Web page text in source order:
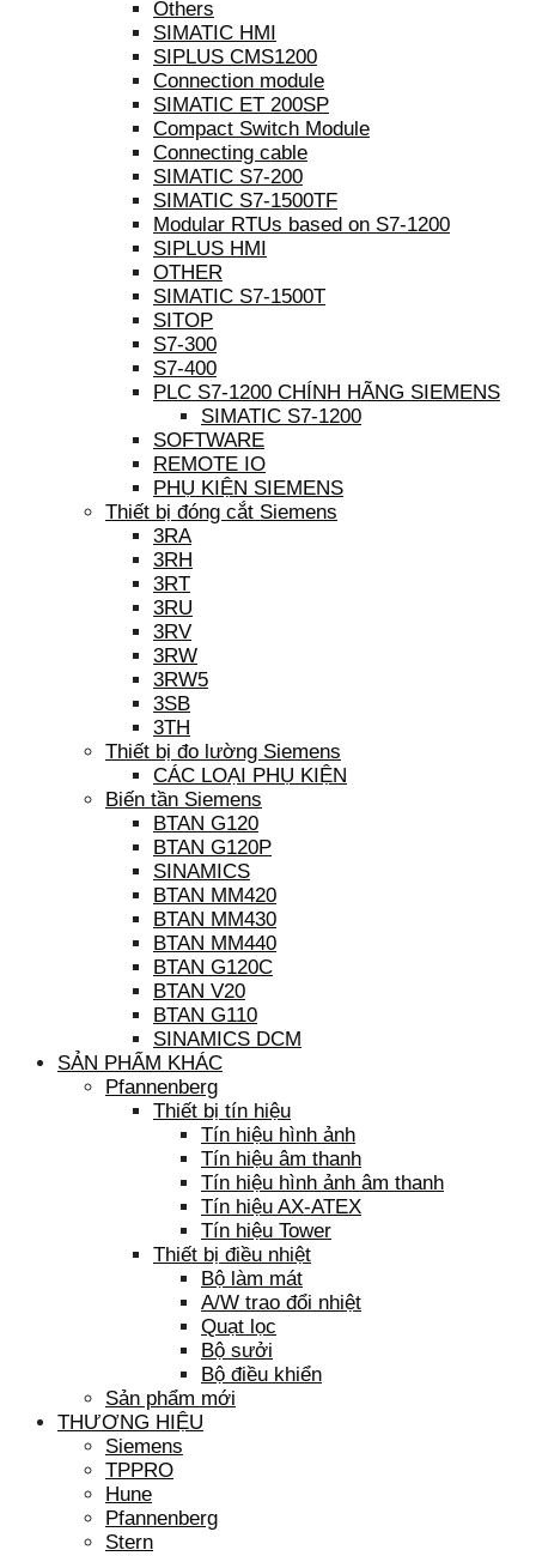
Others
SIMATIC HMI
SIPLUS CMS1200
Connection module
SIMATIC ET 200SP
Compact Switch Module
Connecting cable
SIMATIC S7-200
SIMATIC S7-1500TF
Modular RTUs based on S7-1200
SIPLUS HMI
OTHER
SIMATIC S7-1500T
SITOP
S7-300
S7-400
PLC S7-1200 CHÍNH HÃNG SIEMENS
SIMATIC S7-1200
SOFTWARE
REMOTE IO
PHỤ KIỆN SIEMENS
Thiết bị đóng cắt Siemens
3RA
3RH
3RT
3RU
3RV
3RW
3RW5
3SB
3TH
Thiết bị đo lường Siemens
CÁC LOẠI PHỤ KIỆN
Biến tần Siemens
BTAN G120
BTAN G120P
SINAMICS
BTAN MM420
BTAN MM430
BTAN MM440
BTAN G120C
BTAN V20
BTAN G110
SINAMICS DCM
SẢN PHẨM KHÁC
Pfannenberg
Thiết bị tín hiệu
Tín hiệu hình ảnh
Tín hiệu âm thanh
Tín hiệu hình ảnh âm thanh
Tín hiệu AX-ATEX
Tín hiệu Tower
Thiết bị điều nhiệt
Bộ làm mát
A/W trao đổi nhiệt
Quạt lọc
Bộ sưởi
Bộ điều khiển
Sản phẩm mới
THƯƠNG HIỆU
Siemens
TPPRO
Hune
Pfannenberg
Stern